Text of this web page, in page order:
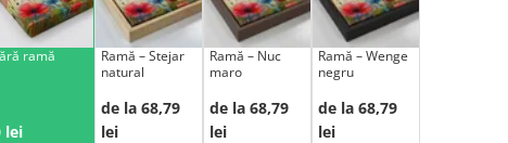
ramă
lei
Ramă – Stejar
natural
de la 68,79
lei
Ramă – Nuc
maro
de la 68,79
lei
Ramă – Wenge
negru
de la 68,79
lei